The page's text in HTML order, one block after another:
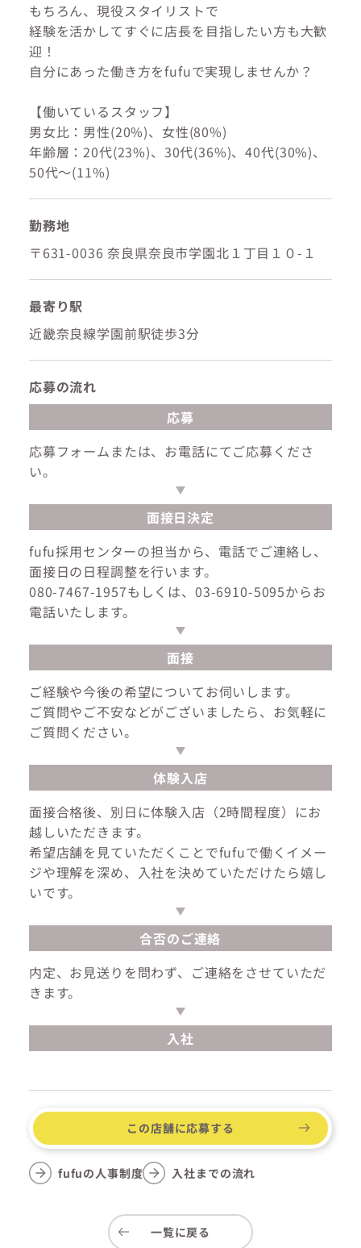
もちろん、現役スタイリストで
経験を活かしてすぐに店長を目指したい方も大歓
迎！
自分にあった働き方をfufuで実現しませんか？
【働いているスタッフ】
男女比：男性(20%)、女性(80%)
年齢層：20代(23%)、30代(36%)、40代(30%)、
50代～(11%)
勤務地
〒631-0036 奈良県奈良市学園北１丁目１０-１
最寄り駅
近畿奈良線学園前駅徒歩3分
応募の流れ
応募
応募フォームまたは、お電話にてご応募くださ
い。
面接日決定
fufu採用センターの担当から、電話でご連絡し、
面接日の日程調整を行います。
080-7467-1957もしくは、03-6910-5095からお
電話いたします。
面接
ご経験や今後の希望についてお伺いします。
ご質問やご不安などがございましたら、お気軽に
ご質問ください。
体験入店
面接合格後、別日に体験入店（2時間程度）にお
越しいただきます。
希望店舗を見ていただくことでfufuで働くイメー
ジや理解を深め、入社を決めていただけたら嬉し
いです。
合否のご連絡
内定、お見送りを問わず、ご連絡をさせていただ
きます。
入社
この店舗に応募する
fufuの人事制度 入社までの流れ
一覧に戻る